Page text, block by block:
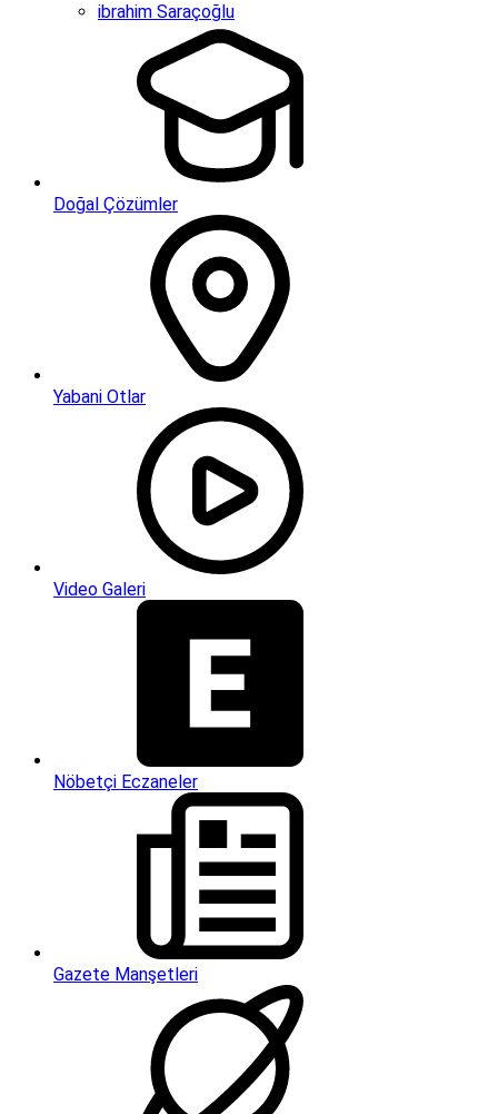
ibrahim Saraçoğlu
Doğal Çözümler
Yabani Otlar
Video Galeri
Nöbetçi Eczaneler
Gazete Manşetleri